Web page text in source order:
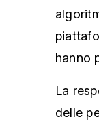
hanno
La
delle